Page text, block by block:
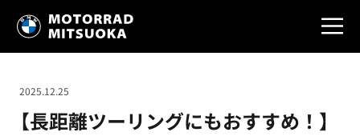
【長距離ツーリングにもおすすめ！】
2025.12.25